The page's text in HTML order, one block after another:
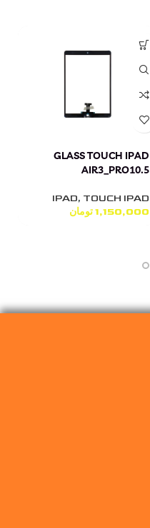
GLASS TOUCH IPAD
AIR3_PRO10.5
IPAD, TOUCH IPAD
1,150,000تومان